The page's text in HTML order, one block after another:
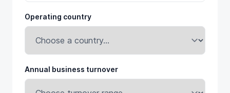
Operating country
Annual business turnover